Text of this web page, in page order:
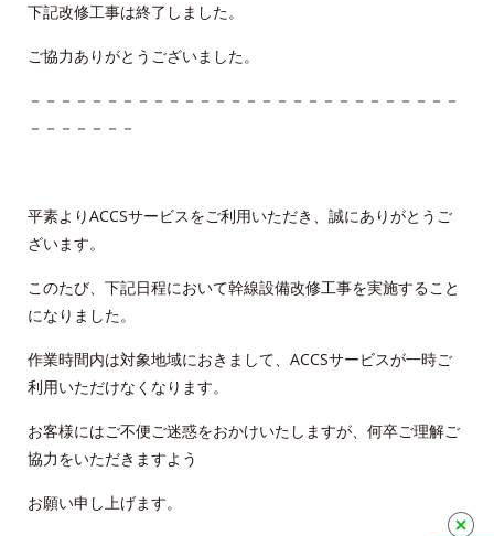
下記改修工事は終了しました。
ご協力ありがとうございました。
－－－－－－－－－－－－－－－－－－－－－－－－－－－－
－－－－－－－
平素よりACCSサービスをご利用いただき、誠にありがとうご
ざいます。
このたび、下記日程において幹線設備改修工事を実施すること
になりました。
作業時間内は対象地域におきまして、ACCSサービスが一時ご
利用いただけなくなります。
お客様にはご不便ご迷惑をおかけいたしますが、何卒ご理解ご
協力をいただきますよう
お願い申し上げます。
Service